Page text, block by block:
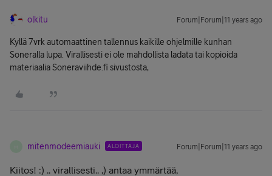
olkitu Forum|Forum|11 years ago
Kyllä 7vrk automaattinen tallennus kaikille ohjelmille kunhan
Soneralla lupa. Virallisesti ei ole mahdollista ladata tai kopioida
materiaalia Soneraviihde.fi sivustosta,
mitenmodeemiauki ALOITTAJA Forum|Forum|11 years ago
Kiitos! :) .. virallisesti.. ,) antaa ymmärtää,